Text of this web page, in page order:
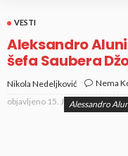
VESTI
Aleksandro
šefa Saubera
Nikola Nedeljković
Nema
objavljeno 15. Jan 2025. at 1:06
Alessandro